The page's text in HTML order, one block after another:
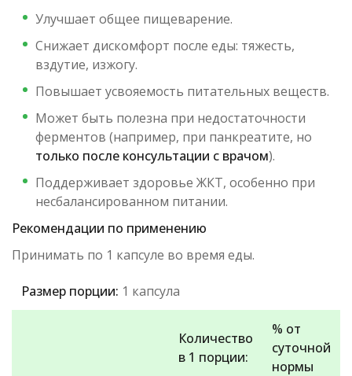
Улучшает общее пищеварение.
Снижает дискомфорт после еды: тяжесть,
вздутие, изжогу.
Повышает усвояемость питательных веществ.
Может быть полезна при недостаточности
ферментов (например, при панкреатите, но
только после консультации с врачом).
Поддерживает здоровье ЖКТ, особенно при
несбалансированном питании.
Рекомендации по применению
Принимать по 1 капсуле во время еды.
Размер порции: 1 капсула
Количество
в 1 порции:
% от
суточной
нормы